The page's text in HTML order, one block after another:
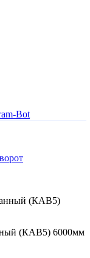
Bot
(КАВ5) 6000мм